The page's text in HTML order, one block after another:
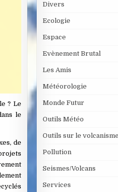
? Le
le
de
Divers
Ecologie
Espace
Evènement Brutal
Les Amis
Météorologie
Monde Futur
Outils Météo
Outils sur le
Pollution
Seismes/Volcans
Services